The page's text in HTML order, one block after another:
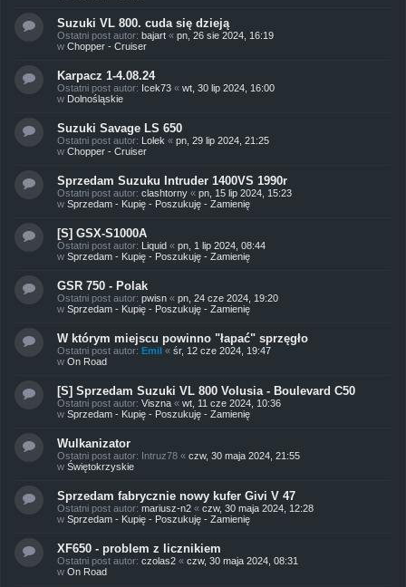
Suzuki VL 800. cuda się dzieją
Ostatni post autor: bajart « pn, 26 sie 2024, 16:19
w Chopper - Cruiser
Karpacz 1-4.08.24
Ostatni post autor: Icek73 « wt, 30 lip 2024, 16:00
w Dolnośląskie
Suzuki Savage LS 650
Ostatni post autor: Lolek « pn, 29 lip 2024, 21:25
w Chopper - Cruiser
Sprzedam Suzuku Intruder 1400VS 1990r
Ostatni post autor: clashtorny « pn, 15 lip 2024, 15:23
w Sprzedam - Kupię - Poszukuję - Zamienię
[S] GSX-S1000A
Ostatni post autor: Liquid « pn, 1 lip 2024, 08:44
w Sprzedam - Kupię - Poszukuję - Zamienię
GSR 750 - Polak
Ostatni post autor: pwisn « pn, 24 cze 2024, 19:20
w Sprzedam - Kupię - Poszukuję - Zamienię
W którym miejscu powinno "łapać" sprzęgło
Ostatni post autor: Emil « śr, 12 cze 2024, 19:47
w On Road
[S] Sprzedam Suzuki VL 800 Volusia - Boulevard C50
Ostatni post autor: Viszna « wt, 11 cze 2024, 10:36
w Sprzedam - Kupię - Poszukuję - Zamienię
Wulkanizator
Ostatni post autor: Intruz78 « czw, 30 maja 2024, 21:55
w Świętokrzyskie
Sprzedam fabrycznie nowy kufer Givi V 47
Ostatni post autor: mariusz-n2 « czw, 30 maja 2024, 12:28
w Sprzedam - Kupię - Poszukuję - Zamienię
XF650 - problem z licznikiem
Ostatni post autor: czolas2 « czw, 30 maja 2024, 08:31
w On Road